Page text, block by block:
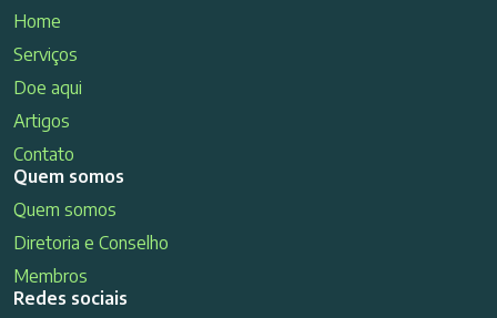
Home
Serviços
Doe aqui
Artigos
Contato
Quem somos
Quem somos
Diretoria e Conselho
Membros
Redes sociais